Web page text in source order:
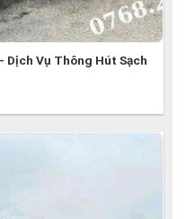
Dịch Vụ Thông Hút Sạch